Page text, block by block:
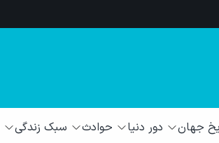
جهان دور دنیا حوادث سبک زندگی